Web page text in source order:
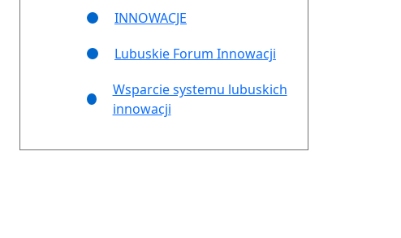
INNOWACJE
Lubuskie Forum Innowacji
Wsparcie systemu lubuskich
innowacji